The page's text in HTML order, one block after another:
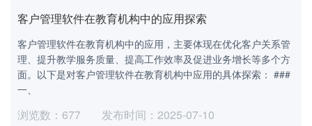
客户管理软件在教育机构中的应用探索
客户管理软件在教育机构中的应用，主要体现在优化客户关系管
理、提升教学服务质量、提高工作效率及促进业务增长等多个方
面。以下是对客户管理软件在教育机构中应用的具体探索： ###
一、
浏览数：677 发布时间：2025-07-10